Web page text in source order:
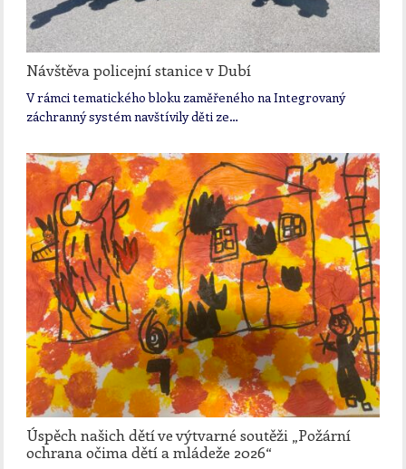
Návštěva policejní stanice v Dubí
V rámci tematického bloku zaměřeného na Integrovaný
záchranný systém navštívily děti ze…
Úspěch našich dětí ve výtvarné soutěži „Požární
ochrana očima dětí a mládeže 2026“